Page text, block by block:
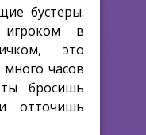
бустеры.
в
это
часов
ты бросишь
отточишь